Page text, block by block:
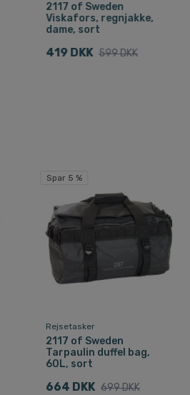
2117 of Sweden
Viskafors, regnjakke,
dame, sort
419 DKK 599 DKK
Spar 5 %
Rejsetasker
2117 of Sweden
Tarpaulin duffel bag,
60L, sort
664 DKK 699 DKK